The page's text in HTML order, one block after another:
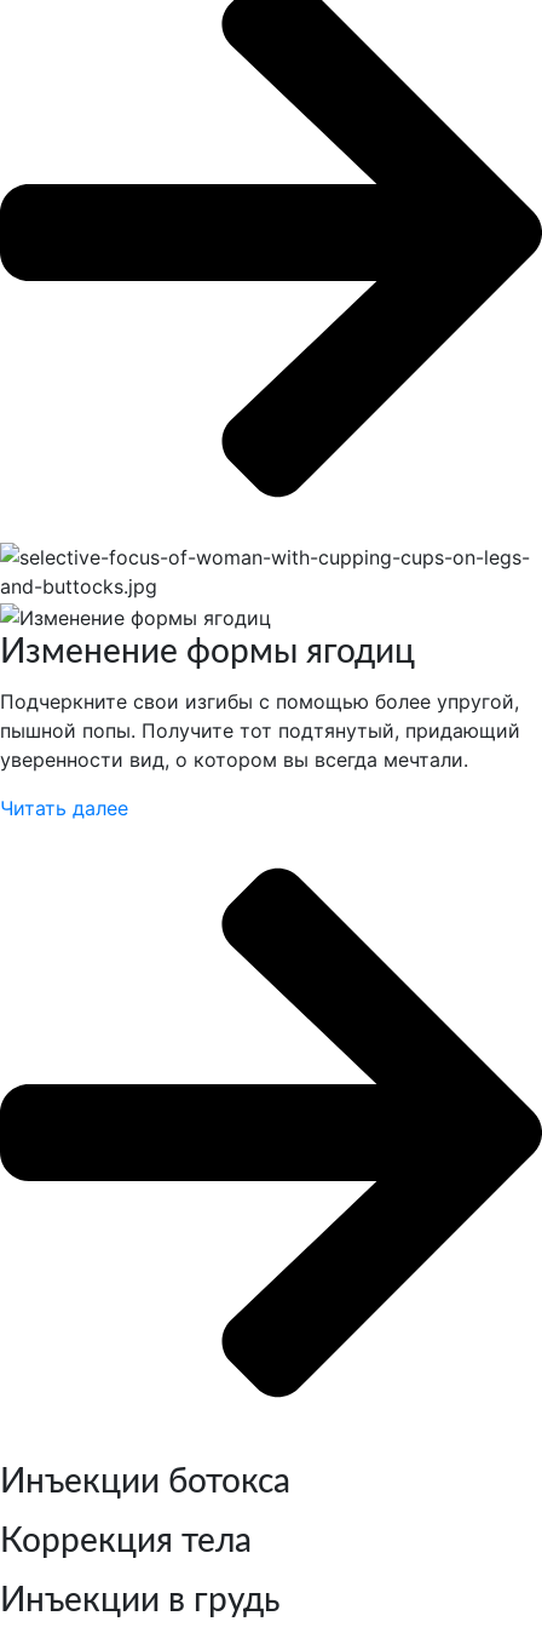
Изменение формы ягодиц
Подчеркните свои изгибы с помощью более упругой,
пышной попы. Получите тот подтянутый, придающий
уверенности вид, о котором вы всегда мечтали.
Читать далее
Инъекции ботокса
Коррекция тела
Инъекции в грудь